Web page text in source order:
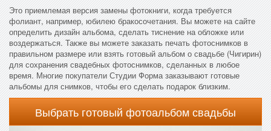
Это приемлемая версия замены фотокниги, когда требуется
фолиант, например, юбилею бракосочетания. Вы можете на сайте
определить дизайн альбома, сделать тиснение на обложке или
воздержаться. Также вы можете заказать печать фотоснимков в
правильном размере или взять готовый альбом о свадьбе (Чигирин)
для сохранения свадебных фотоснимков, сделанных в любое
время. Многие покупатели Студии Форма заказывают готовые
альбомы для снимков, чтобы его сделать подарок близким.
Выбрать готовый фотоальбом свадьбы